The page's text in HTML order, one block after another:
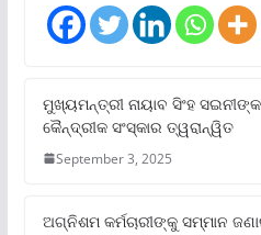
ମୁଖ୍ୟମନ୍ତ୍ରୀ ନାୟାବ ସିଂହ
କୈନ୍ଦ୍ରୀକ ସଂସ୍କାର ତ୍ୱରାନ୍ୱିତ
September 3, 2025
ଅଗ୍ନିଶମ କର୍ମଚାରୀଙ୍କୁ ସମ୍ମାନ